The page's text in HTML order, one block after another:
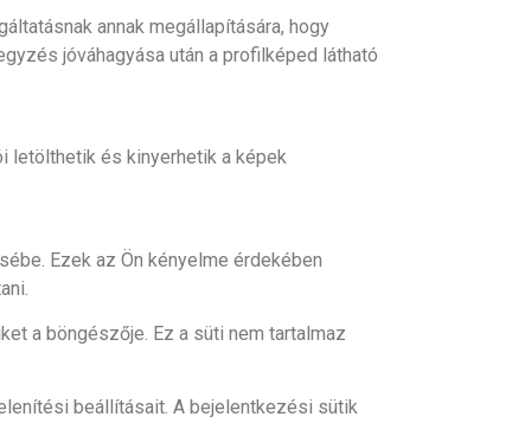
annak megállapítására, hogy
jóváhagyása után a profilképed látható
letölthetik és kinyerhetik a képek
Ezek az Ön kényelme érdekében
a böngészője. Ez a süti nem tartalmaz
beállításait. A bejelentkezési sütik